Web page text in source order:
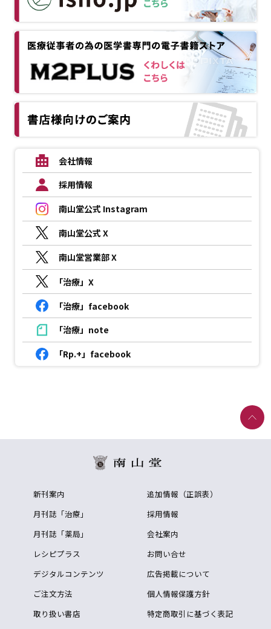
会社情報
採用情報
南山堂公式 Instagram
南山堂公式 X
南山堂営業部 X
「治療」X
「治療」facebook
「治療」note
「Rp.+」facebook
新刊案内
月刊誌「治療」
月刊誌「薬局」
レシピプラス
デジタルコンテンツ
ご注文方法
取り扱い書店
追加情報（正誤表）
採用情報
会社案内
お問い合せ
広告掲載について
個人情報保護方針
特定商取引に基づく表記